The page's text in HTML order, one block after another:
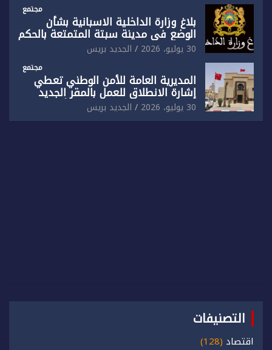
مجتمع
بلاغ وزارة الداخلية الاسبانية بشأن
الوضع في مدينة سبتة المتمتعة بالحكم
الذاتي
30 يوليو، 2026 الجديد بريس
مجتمع
المديرية العامة للأمن الوطني تعطي
إشارة الانطلاق للعمل بالمقر الجديد
للدائرة الثالثة للشرطة بولاية أمن العيون
30 يوليو، 2026 الجديد بريس
التصنيفات
اقتصاد (128)